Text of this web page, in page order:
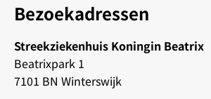
Bezoekadressen
Streekziekenhuis Koningin Beatrix
Beatrixpark 1
7101 BN Winterswijk